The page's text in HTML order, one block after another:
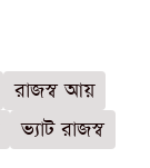
রাজস্ব আয়
ভ্যাট রাজস্ব